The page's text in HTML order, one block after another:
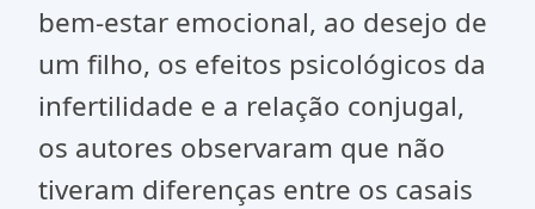
bem-estar emocional, ao desejo de
um filho, os efeitos psicológicos da
infertilidade e a relação conjugal,
os autores observaram que não
tiveram diferenças entre os casais